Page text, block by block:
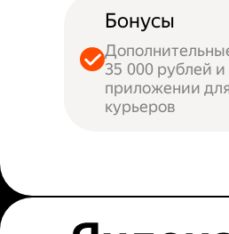
Бонусы
35 000 рублей и
приложении
курьеров